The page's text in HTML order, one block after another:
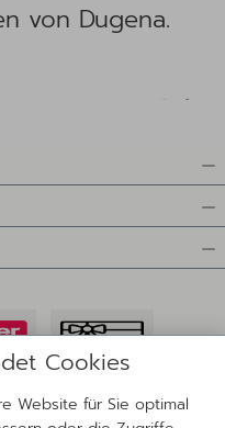
von Dugena.
Cookies
Website für Sie optimal